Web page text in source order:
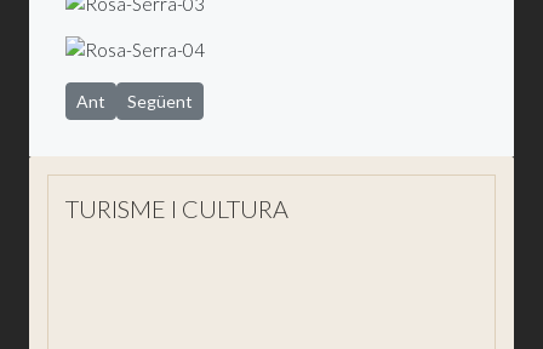
Article anterior: Salvador Juanpere - ... cert fenomen que
Ant Article següent: Agustí Centelles - Retrats de Guerra
Següent
TURISME I CULTURA